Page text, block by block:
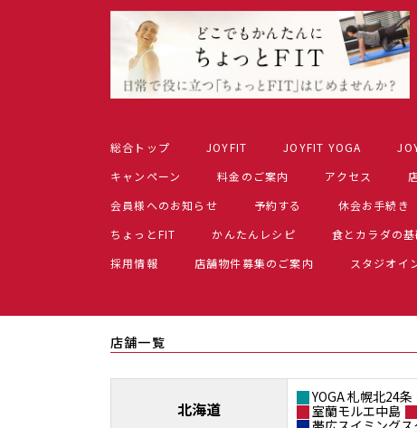
総合トップ JOYFIT JOYFIT YOGA
キャンペーン
料金のご案内 アクセス
会員様へのお知らせ
予約する 休会お手続き
ちょっとFIT
かんたんレシピ 食とカラダの
採用情報
店舗物件募集のご案内 スタジオイ
店舗一覧
北海道
YOGA 札幌北24条
室蘭モルエ中島